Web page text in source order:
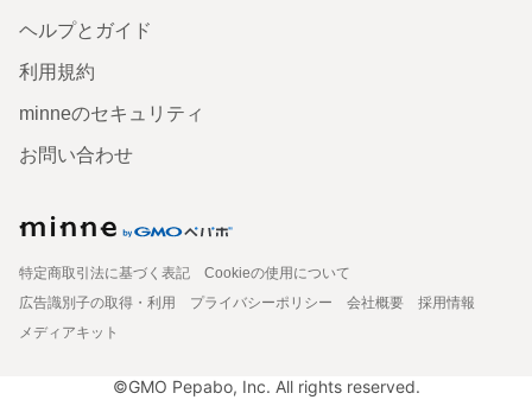
ヘルプとガイド
利用規約
minneのセキュリティ
お問い合わせ
特定商取引法に基づく表記
Cookieの使用について
広告識別子の取得・利用
プライバシーポリシー 会社概要
採用情報
メディアキット
©GMO Pepabo, Inc. All rights reserved.